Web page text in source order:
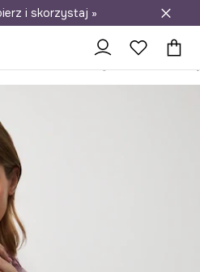
do salonów
i skorzystaj »